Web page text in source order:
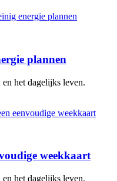
plannen
het dagelijks leven.
weekkaart
het dagelijks leven.